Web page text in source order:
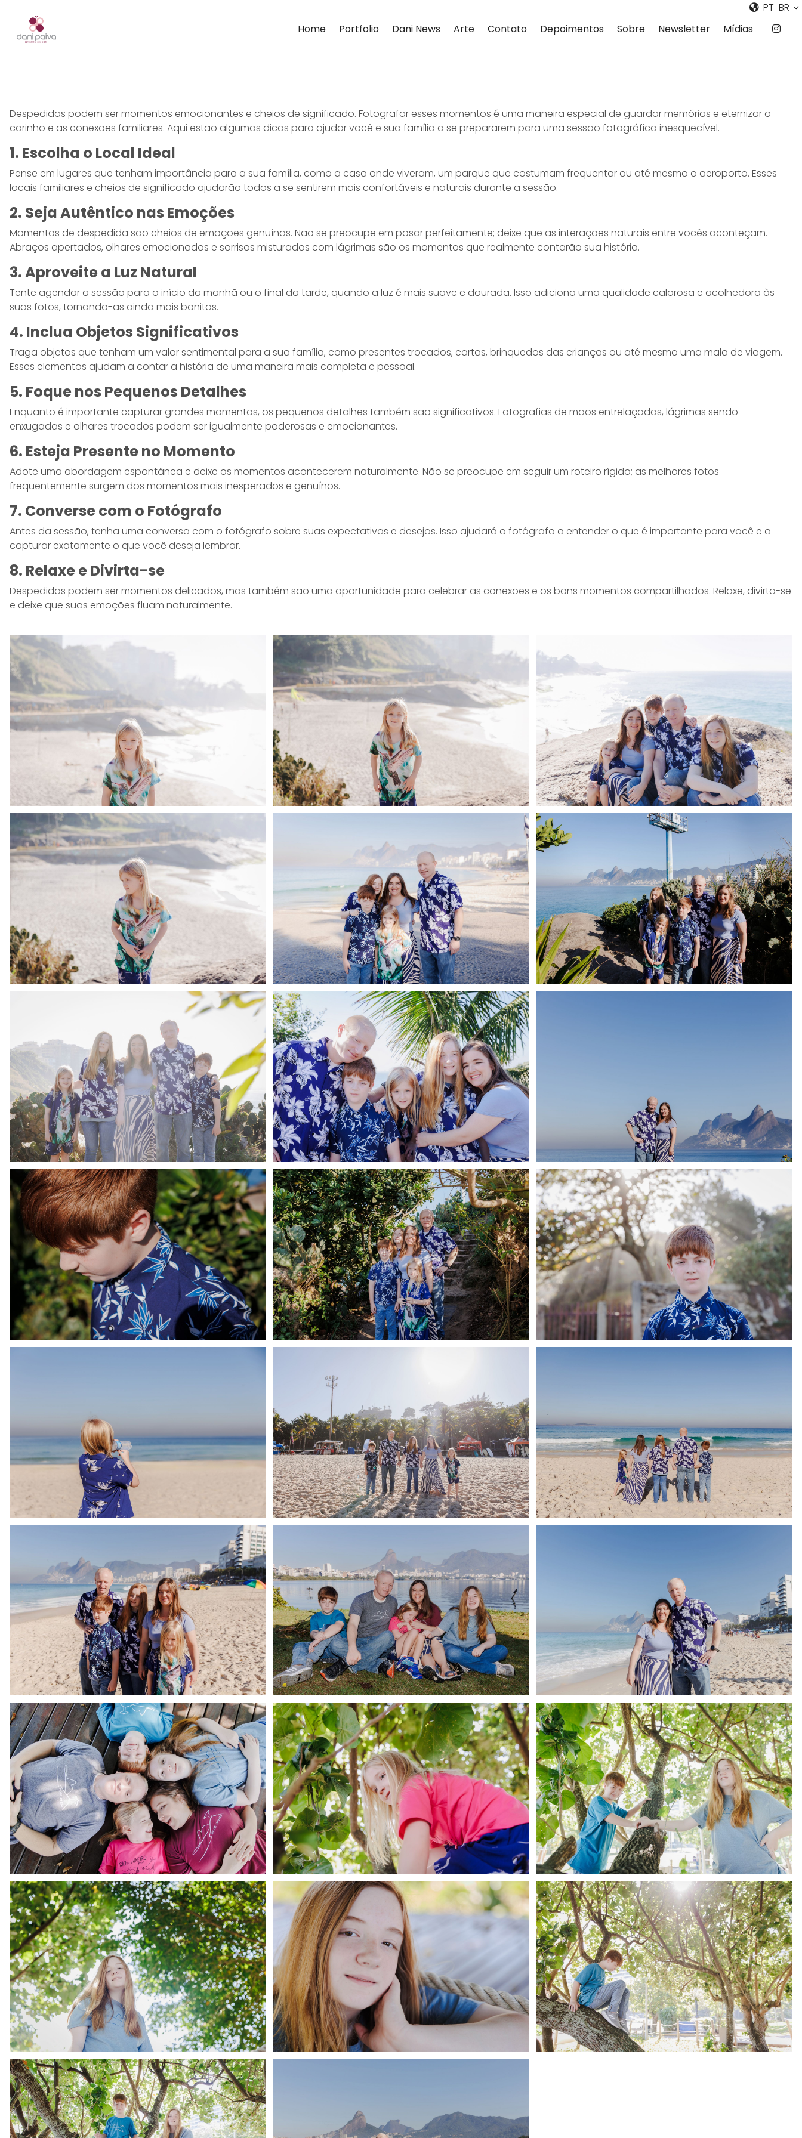
Home Portfolio Dani News Arte Contato Depoimentos Sobre Newsletter Mídias
PT-BR
Despedidas podem ser momentos emocionantes e cheios de significado. Fotografar esses momentos é uma maneira especial de guardar memórias e eternizar o
carinho e as conexões familiares. Aqui estão algumas dicas para ajudar você e sua família a se prepararem para uma sessão fotográfica inesquecível.
1. Escolha o Local Ideal
Pense em lugares que tenham importância para a sua família, como a casa onde viveram, um parque que costumam frequentar ou até mesmo o aeroporto. Esses
locais familiares e cheios de significado ajudarão todos a se sentirem mais confortáveis e naturais durante a sessão.
2. Seja Autêntico nas Emoções
Momentos de despedida são cheios de emoções genuínas. Não se preocupe em posar perfeitamente; deixe que as interações naturais entre vocês aconteçam.
Abraços apertados, olhares emocionados e sorrisos misturados com lágrimas são os momentos que realmente contarão sua história.
3. Aproveite a Luz Natural
Tente agendar a sessão para o início da manhã ou o final da tarde, quando a luz é mais suave e dourada. Isso adiciona uma qualidade calorosa e acolhedora às
suas fotos, tornando-as ainda mais bonitas.
4. Inclua Objetos Significativos
Traga objetos que tenham um valor sentimental para a sua família, como presentes trocados, cartas, brinquedos das crianças ou até mesmo uma mala de viagem.
Esses elementos ajudam a contar a história de uma maneira mais completa e pessoal.
5. Foque nos Pequenos Detalhes
Enquanto é importante capturar grandes momentos, os pequenos detalhes também são significativos. Fotografias de mãos entrelaçadas, lágrimas sendo
enxugadas e olhares trocados podem ser igualmente poderosas e emocionantes.
6. Esteja Presente no Momento
Adote uma abordagem espontânea e deixe os momentos acontecerem naturalmente. Não se preocupe em seguir um roteiro rígido; as melhores fotos
frequentemente surgem dos momentos mais inesperados e genuínos.
7. Converse com o Fotógrafo
Antes da sessão, tenha uma conversa com o fotógrafo sobre suas expectativas e desejos. Isso ajudará o fotógrafo a entender o que é importante para você e a
capturar exatamente o que você deseja lembrar.
8. Relaxe e Divirta-se
Despedidas podem ser momentos delicados, mas também são uma oportunidade para celebrar as conexões e os bons momentos compartilhados. Relaxe, divirta-se
e deixe que suas emoções fluam naturalmente.